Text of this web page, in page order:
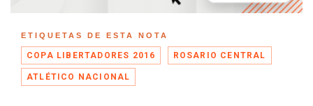
ETIQUETAS DE ESTA NOTA
COPA LIBERTADORES 2016 ROSARIO CENTRAL
ATLÉTICO NACIONAL